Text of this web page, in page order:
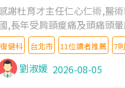
謝杜育才主任仁心仁術,醫
,長年受肩頸痠痛及頭痛頭暈
授,做了各種檢查,也嘗試過
灸及物理徒手治療都沒有用,
類止痛藥都效果有限,只是壓
起來,多年失眠嚴重影響生活
復健科 台北市 11位讀者推薦 7
劉淑媛 2026-08-05